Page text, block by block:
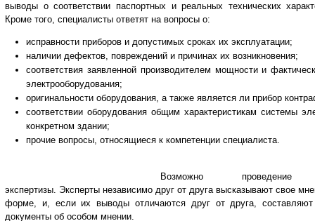
выводы о соответствии паспортных и реальных технических
Кроме того, специалисты ответят на вопросы о:
исправности приборов и допустимых сроках их эксплуатации;
наличии дефектов, повреждений и причинах их возникновения;
соответствия заявленной производителем мощности и
электрооборудования;
оригинальности оборудования, а также является ли прибор
соответствии оборудования общим характеристикам системы
конкретном здании;
прочие вопросы, относящиеся к компетенции специалиста.
Возможно проведение
экспертизы. Эксперты независимо друг от друга высказывают свое
форме, и, если их выводы отличаются друг от друга, составляют
документы об особом мнении.